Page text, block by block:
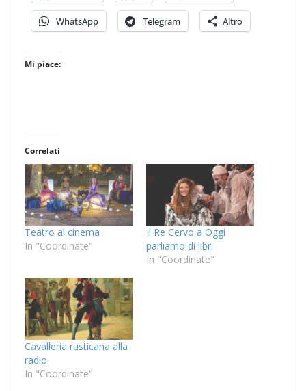
WhatsApp Telegram Altro
Mi piace:
Correlati
Teatro al cinema
In "Coordinate"
Il Re Cervo a Oggi
parliamo di libri
In "Coordinate"
Cavalleria rusticana alla
radio
In "Coordinate"